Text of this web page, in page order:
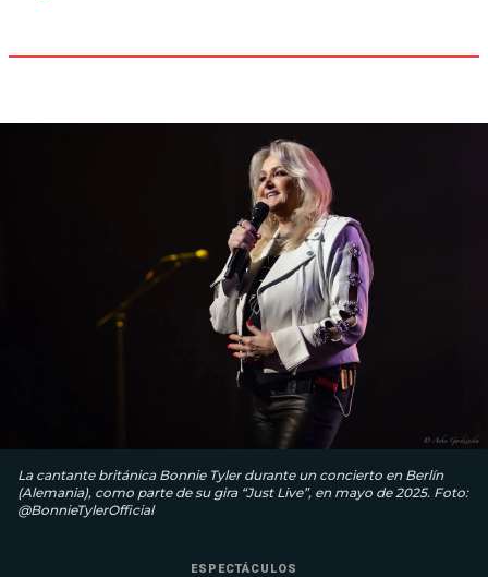
La cantante británica Bonnie Tyler durante un concierto en Berlín
(Alemania), como parte de su gira “Just Live”, en mayo de 2025. Foto:
@BonnieTylerOfficial
ESPECTÁCULOS